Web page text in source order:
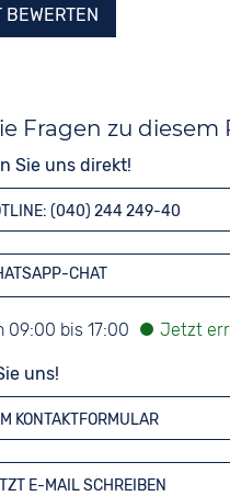
BEWERTEN
Fragen zu diesem
Sie uns direkt!
(040) 244 249-40
CHAT
09:00 bis 17:00
uns!
KONTAKTFORMULAR
E-MAIL SCHREIBEN